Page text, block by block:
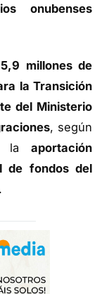
onubenses
5,9 millones de
la Transición
del Ministerio
, según
la aportación
de fondos del
.